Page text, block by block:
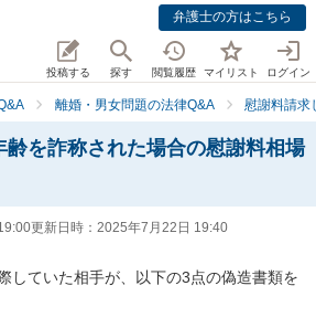
弁護士の方はこちら
投稿する 探す 閲覧履歴 マイリスト ログイン
離婚・男女問題の法律Q&A 慰謝料請求
齢を詐称された場合の慰謝料相場
更新日時： 2025年7月22日 19:40
していた相手が、以下の3点の偽造書類を